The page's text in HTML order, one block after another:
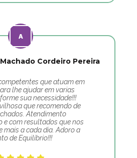
Cordeiro Pereira
que atuam em
lhe ajudar em varias
sua necessidade!!!
que recomendo de
Atendimento
e com resultados que nos
mais a cada dia. Adoro a
de Equilíbrio!!!